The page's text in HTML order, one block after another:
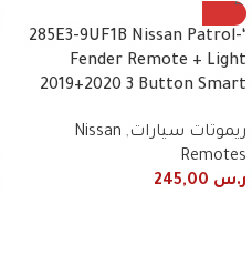
‘-285E3-9UF1B Nissan Patrol
Fender Remote + Light
2019+2020 3 Button Smart
ريموتات سيارات,
Nissan
Remotes
ر.س